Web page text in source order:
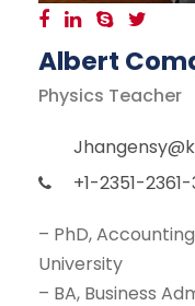
Albert
Physics Teacher
+1-2351-
– PhD,
University
– BA, Business